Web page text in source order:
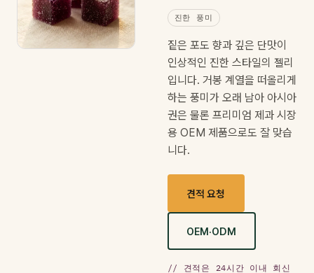
진한 풍미
짙은 포도 향과 깊은 단맛이
인상적인 진한 스타일의 젤리
입니다. 거봉 계열을 떠올리게
하는 풍미가 오래 남아 아시아
권은 물론 프리미엄 제과 시장
용 OEM 제품으로도 잘 맞습
니다.
견적 요청
OEM·ODM
// 견적은 24시간 이내 회신